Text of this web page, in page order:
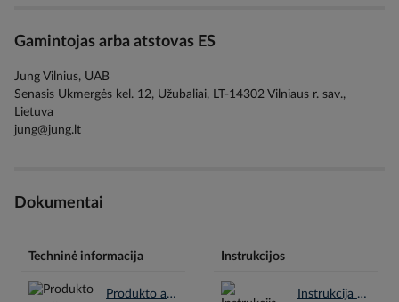
Gamintojas arba atstovas ES
Jung Vilnius, UAB
Senasis Ukmergės kel. 12, Užubaliai, LT-14302 Vilniaus r. sav.,
Lietuva
jung@jung.lt
Dokumentai
Techninė informacija
Produkto aprašymas en.pdf
Instrukcijos
Instrukcija en.pdf